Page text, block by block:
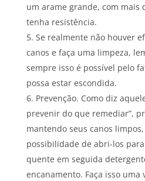
um arame grande, com mais
tenha resistência.
Se realmente não houver
canos e faça uma limpeza,
sempre isso é possível pelo
possa estar escondida.
Prevenção. Como diz
prevenir do que remediar”,
mantendo seus canos
possibilidade de abri-los
quente em seguida
encanamento. Faça isso uma